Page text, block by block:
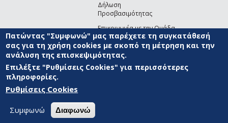
Δήλωση
Προσβασιμότητας
Επικοινωνία με την Ομάδα
Ανάπτυξης του site(link sends e-mail)
© ΠΑΝΕΠΙΣΤΗΜΙΟ ΑΙΓΑΙΟΥ ΟΡΟΙ ΧΡΗΣΗΣ
ΑΝΑΠΤΥΞΗΣ
Πατώντας "Συμφωνώ" μας παρέχετε τη συγκατάθεσή
σας για τη χρήση cookies με σκοπό τη μέτρηση και την
ανάλυση της επισκεψιμότητας.
Επιλέξτε "Ρυθμίσεις Cookies" για περισσότερες
πληροφορίες.
Ρυθμίσεις Cookies
Συμφωνώ Διαφωνώ